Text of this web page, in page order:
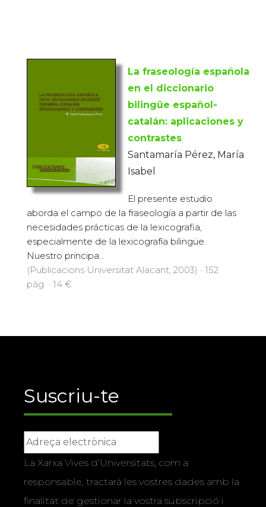
La fraseología española
en el diccionario
bilingüe español-
catalán: aplicaciones y
contrastes
Santamaría Pérez, María
Isabel
El presente estudio
aborda el campo de la fraseología a partir de las
necesidades prácticas de la lexicografia,
especialmente de la lexicografía bilingüe.
Nuestro principa...
(Publicacions Universitat Alacant, 2003) · 152
pàg. · 14 €
Suscriu-te
La Xarxa Vives d’Universitats, com a
responsable, tractarà les vostres dades amb la
finalitat de gestionar la vostra subscripció i